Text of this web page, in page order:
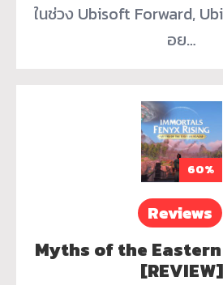
ในช่วง Ubisoft Forward,
อย…
60%
Reviews
Myths of the Eastern
[REVIEW]